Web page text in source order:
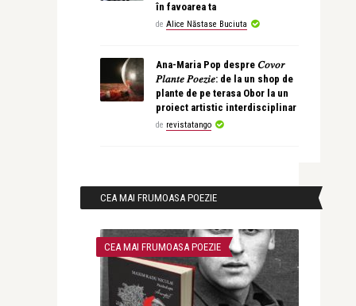
în favoarea ta
de Alice Năstase Buciuta
Ana-Maria Pop despre 𝐶𝑜𝑣𝑜𝑟
𝑃𝑙𝑎𝑛𝑡𝑒 𝑃𝑜𝑒𝑧𝑖𝑒: de la un shop de
plante de pe terasa Obor la un
proiect artistic interdisciplinar
de revistatango
CEA MAI FRUMOASA POEZIE
CEA MAI FRUMOASA POEZIE